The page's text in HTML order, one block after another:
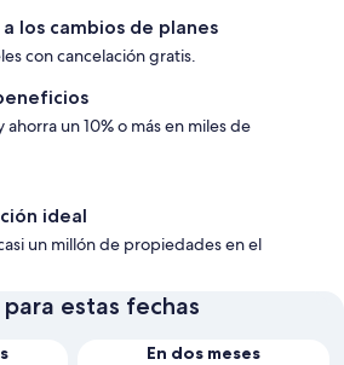
los cambios de planes
con cancelación gratis.
ahorra un 10% o más en miles de
ideal
un millón de propiedades en el
estas fechas
En dos meses